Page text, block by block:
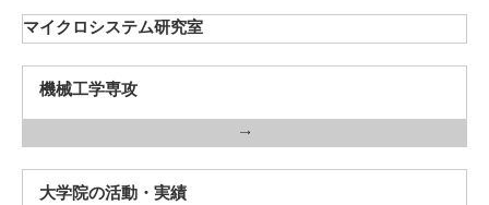
3. #KUTE VOICE エンジニアリーダーたちの声
マイクロシステム研究室
機械工学専攻
大学院の活動・実績